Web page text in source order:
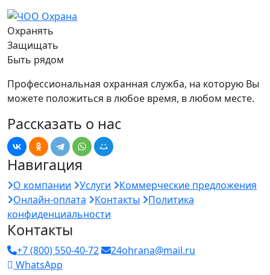
Охранять
Защищать
Быть рядом
Профессиональная охранная служба, на которую Вы
можете положиться в любое время, в любом месте.
Рассказать о нас
Навигация
О компании Услуги
Коммерческие предложения
Онлайн-оплата
Контакты
Политика
конфиденциальности
Контакты
+7 (800) 550-40-72
24ohrana@mail.ru
WhatsApp